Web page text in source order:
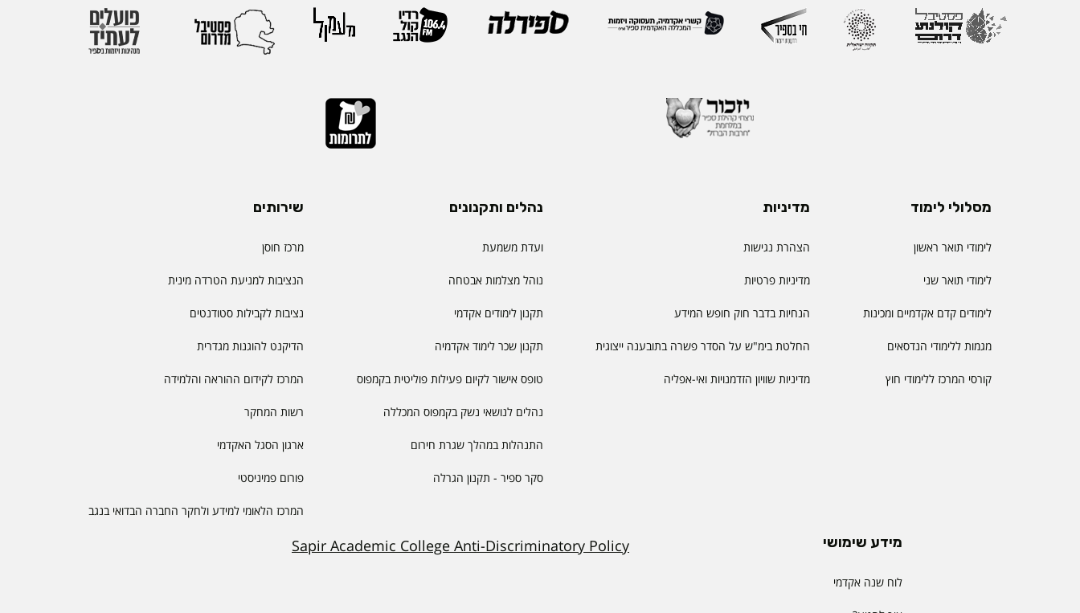
מסלולי לימוד
לימודי תואר ראשון
לימודי תואר שני
לימודים קדם אקדמיים ומכינות
מגמות ללימודי הנדסאים
קורסי המרכז ללימודי חוץ
מדיניות
הצהרת נגישות
מדיניות פרטיות
הנחיות בדבר חוק חופש המידע
החלטת בימ"ש על הסדר פשרה בתובענה ייצוגית
מדיניות שוויון הזדמנויות ואי-אפליה
נהלים ותקנונים
ועדת משמעת
נוהל מצלמות אבטחה
תקנון לימודים אקדמי
תקנון שכר לימוד אקדמיה
טופס אישור לקיום פעילות פוליטית בקמפוס
נהלים לנושאי נשק בקמפוס המכללה
התנהלות במהלך שגרת חירום
סקר ספיר - תקנון הגרלה
שירותים
מרכז חוסן
הנציבות למניעת הטרדה מינית
נציבות לקבילות סטודנטים
הדיקנט להוגנות מגדרית
המרכז לקידום ההוראה והלמידה
רשות המחקר
ארגון הסגל האקדמי
פורום פמיניסטי
המרכז הלאומי למידע ולחקר החברה הבדואי בנגב
מידע שימושי
לוח שנה אקדמי
Sapir Academic College Anti-Discriminatory Policy